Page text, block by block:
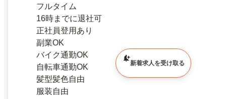
フルタイム
16時までに退社可
正社員登用あり
副業OK
バイク通勤OK
自転車通勤OK
髪型髪色自由
服装自由
新着求人を受け取る